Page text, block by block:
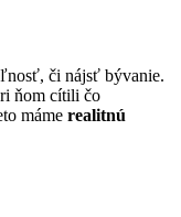
či nájsť bývanie.
ňom cítili čo
máme realitnú